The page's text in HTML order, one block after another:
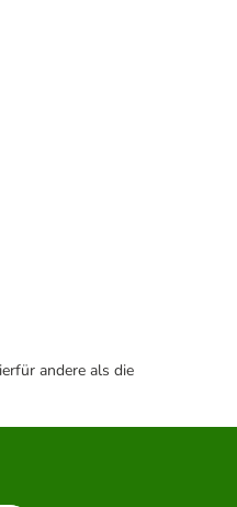
andere als die